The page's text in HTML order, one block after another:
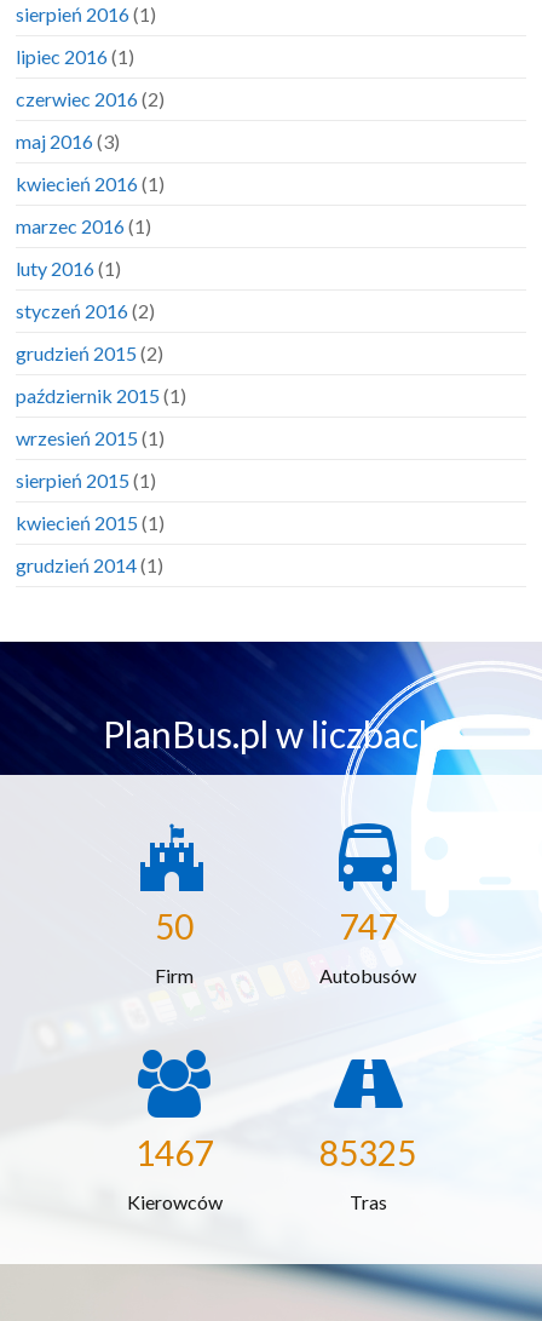
sierpień 2016(1)
lipiec 2016(1)
czerwiec 2016(2)
maj 2016(3)
kwiecień 2016(1)
marzec 2016(1)
luty 2016(1)
styczeń 2016(2)
grudzień 2015(2)
październik 2015(1)
wrzesień 2015(1)
sierpień 2015(1)
kwiecień 2015(1)
grudzień 2014(1)
PlanBus.pl w liczbach
50
Firm
747
Autobusów
1467
Kierowców
85325
Tras